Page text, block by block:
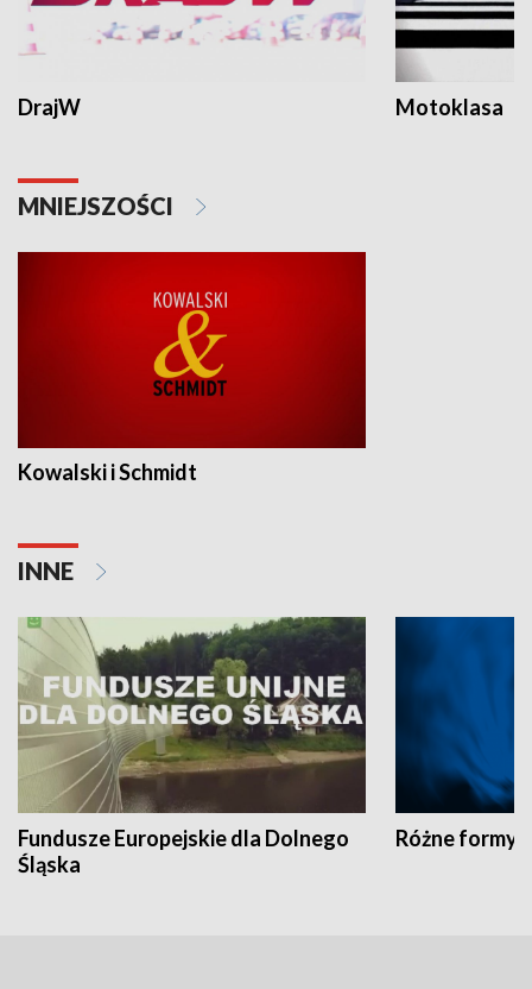
DrajW Motoklasa
MNIEJSZOŚCI
Kowalski i Schmidt
INNE
Fundusze Europejskie dla Dolnego
Śląska
Różne formy